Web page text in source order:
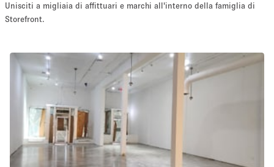
artistico
fotografico
Meeting Ufficio
Tipo di spazio
Unisciti a migliaia di affittuari e marchi all'interno della famiglia di
Storefront.